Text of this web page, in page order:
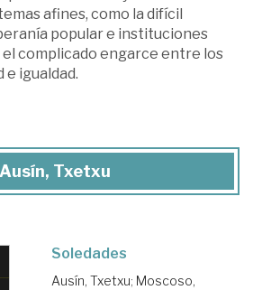
afines, como la difícil
popular e instituciones
complicado engarce entre los
igualdad.
Txetxu
Soledades
Ausín, Txetxu; Moscoso,